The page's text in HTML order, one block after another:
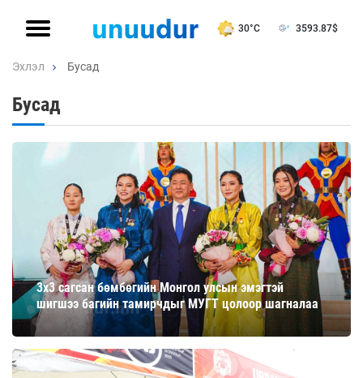
30°C 3593.87$
Эхлэл Бусад
Бусад
3х3 сагсан бөмбөгийн Монгол улсын эмэгтэй
шигшээ багийн тамирчдыг МУГТ цолоор шагналаа